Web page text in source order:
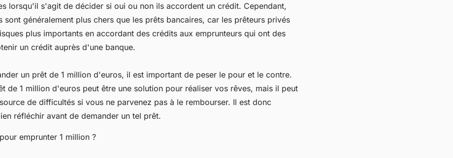
lorsqu'il s'agit de décider si oui ou non ils accordent un crédit. Cependant,
sont généralement plus chers que les prêts bancaires, car les prêteurs privés
plus importants en accordant des crédits aux emprunteurs qui ont des
un crédit auprès d'une banque.
un prêt de 1 million d'euros, il est important de peser le pour et le contre.
de 1 million d'euros peut être une solution pour réaliser vos rêves, mais il peut
de difficultés si vous ne parvenez pas à le rembourser. Il est donc
réfléchir avant de demander un tel prêt.